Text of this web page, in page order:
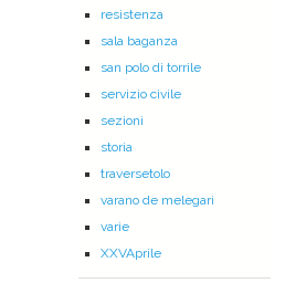
resistenza
sala baganza
san polo di torrile
servizio civile
sezioni
storia
traversetolo
varano de melegari
varie
XXVAprile